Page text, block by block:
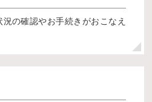
の確認やお手続きがおこなえ